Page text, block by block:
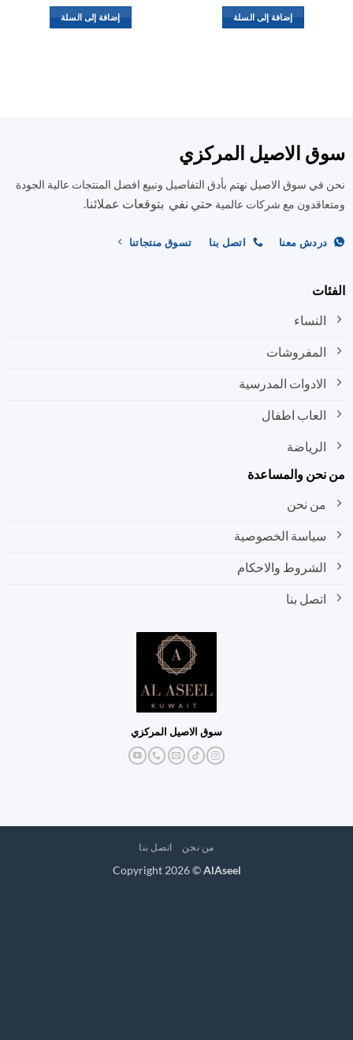
إضافة إلى السلة إضافة إلى السلة
الاصيل المركزي
سوق الاصيل نهتم بأدق التفاصيل ونبيع افضل المنتجات عالية الجودة
مع شركات عالميةحتي نفي بتوقعات عملائنا.
دردش معنا اتصل بنا تسوق منتجاتنا
النساء
المفروشات
الادوات المدرسية
العاب اطفال
الرياضة
والمساعدة
من نحن
سياسة الخصوصية
الشروط والاحكام
اتصل بنا
سوق الاصيل المركزي
من نحن اتصل بنا
Copyright 2026 ©AlAseel